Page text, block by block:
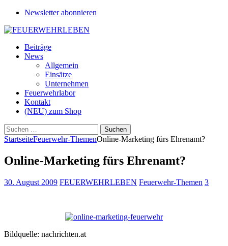
Newsletter abonnieren
Beiträge
News
Allgemein
Einsätze
Unternehmen
Feuerwehrlabor
Kontakt
(NEU) zum Shop
Suchen
nach:
StartseiteFeuerwehr-ThemenOnline-Marketing fürs Ehrenamt?
Online-Marketing fürs Ehrenamt?
30. August 2009 FEUERWEHRLEBEN Feuerwehr-Themen 3
Bildquelle: nachrichten.at